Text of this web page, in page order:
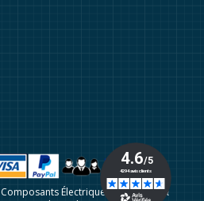
Composants Électriques Industriels &